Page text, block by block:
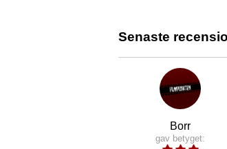
Senaste
Borr
gav betyget: